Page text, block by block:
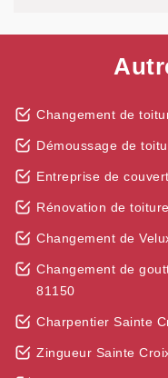
Changement de
Démoussage de
Entreprise de
Rénovation de
Changement de
Changement de
81150
Charpentier Sainte
Zingueur Sainte